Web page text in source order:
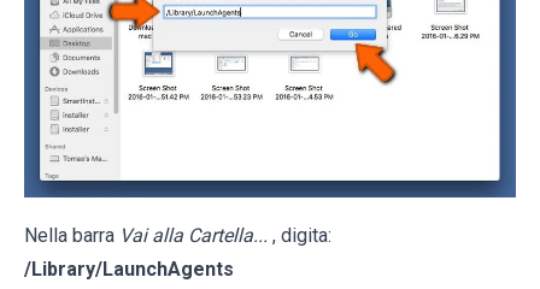
Nella barra Vai alla Cartella... , digita:
/Library/LaunchAgents